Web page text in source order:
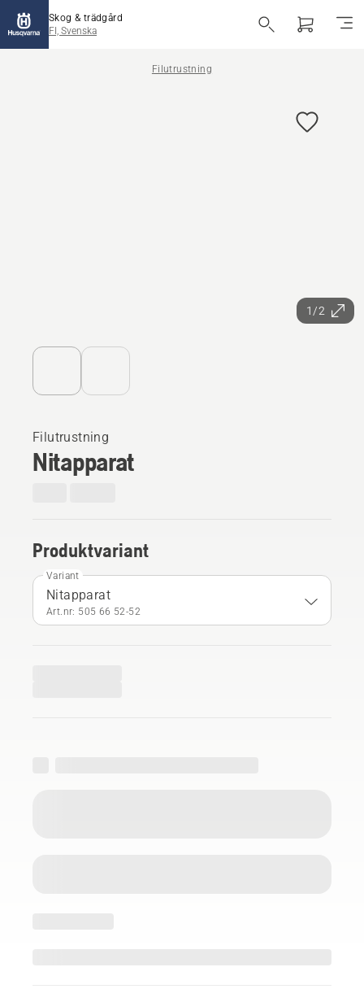
Skog & trädgård
FI, Svenska
Filutrustning
1/2
Filutrustning
Nitapparat
Produktvariant
Variant
Nitapparat
Art.nr: 505 66 52‑52